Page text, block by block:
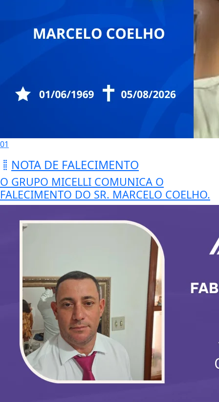
01
NOTA DE FALECIMENTO
O GRUPO MICELLI COMUNICA O
FALECIMENTO DO SR. MARCELO COELHO.